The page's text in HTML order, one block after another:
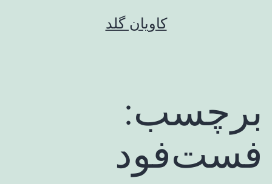
کاویان گلد
برچسب:
فست‌فود